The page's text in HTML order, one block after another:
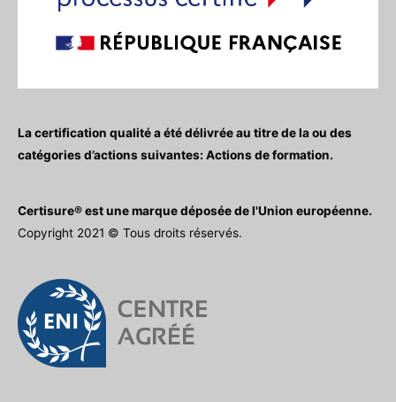
La certification qualité a été délivrée au titre de la ou des
catégories d’actions suivantes: Actions de formation.
Certisure® est une marque déposée de l'Union européenne.
Copyright 2021 © Tous droits réservés.